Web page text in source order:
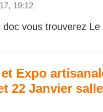
19:12
vous trouverez Le
Expo
22 Janvier